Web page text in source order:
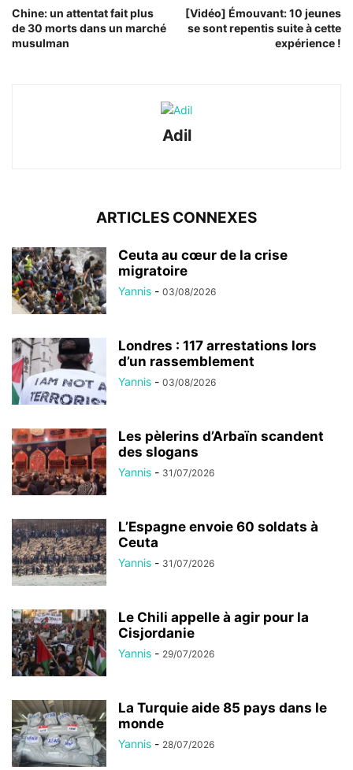
Chine: un attentat fait plus
de 30 morts dans un marché
musulman
[Vidéo] Émouvant: 10 jeunes
se sont repentis suite à cette
expérience !
Adil
ARTICLES CONNEXES
Ceuta au cœur de la crise
migratoire
Yannis - 03/08/2026
Londres : 117 arrestations lors
d’un rassemblement
Yannis - 03/08/2026
Les pèlerins d’Arbaïn scandent
des slogans
Yannis - 31/07/2026
L’Espagne envoie 60 soldats à
Ceuta
Yannis - 31/07/2026
Le Chili appelle à agir pour la
Cisjordanie
Yannis - 29/07/2026
La Turquie aide 85 pays dans le
monde
Yannis - 28/07/2026